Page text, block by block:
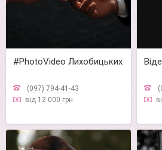
#PhotoVideo Лихобицьких
(097) 794-41-43
від 12 000 грн.